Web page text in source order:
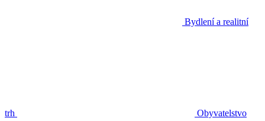
Bydlení a realitní
trh Obyvatelstvo